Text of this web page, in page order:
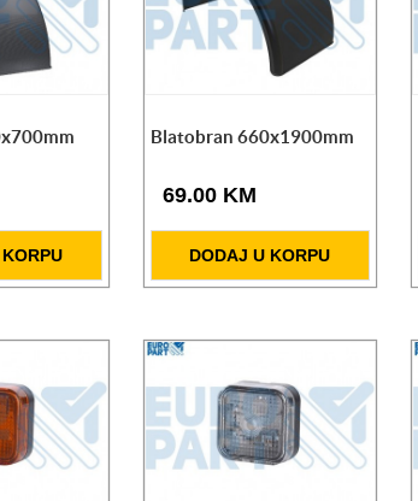
Blatobran 660x1900mm
69.00 KM
DODAJ U KORPU